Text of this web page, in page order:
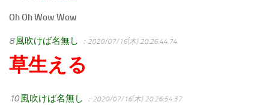
Oh Oh Wow Wow
8 風吹けば名無し ：2020/07/16(木) 20:26:44.74
草生える
10 風吹けば名無し ：2020/07/16(木) 20:26:54.37